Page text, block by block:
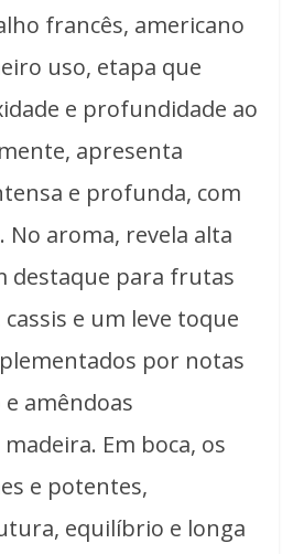
francês, americano
uso, etapa que
e profundidade ao
apresenta
e profunda, com
No aroma, revela alta
destaque para frutas
e um leve toque
por notas
e amêndoas
Em boca, os
e potentes,
equilíbrio e longa